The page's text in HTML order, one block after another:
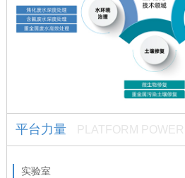
平台力量 PLATFORM POWER
实验室